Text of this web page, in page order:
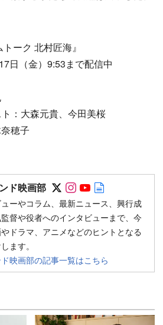
ーク 北村匠海』
日（金）9:53まで配信中
：大森元貴、今田美桜
穂子
ド映画部 Follow on SNS
Follow on SNS
Follow on
ーやコラム、最新ニュース、興行成
督や役者へのインタビューまで、今
ドラマ、アニメなどのヒントとなる
ます。
映画部の記事一覧はこちら